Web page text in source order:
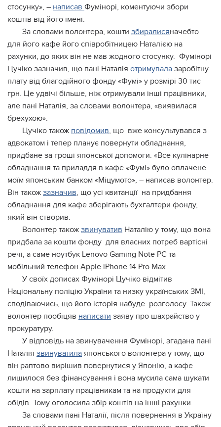
стосунку», – написав Фумінорі, коментуючи збори
коштів від його імені.
За словами волонтера, кошти збиралисяначебто
для його кафе його співробітницею Наталією на
рахунки, до яких він не мав жодного стосунку. Фумінорі
Цучіко зазначив, що пані Наталія отримувала заробітну
плату від благодійного фонду «Фумі» у розмірі 30 тис
грн. Це удвічі більше, ніж отримували інші працівники,
але пані Наталія, за словами волонтера, «виявилася
брехухою».
Цучіко також повідомив, що вже консультувався з
адвокатом і тепер планує повернути обладнання,
придбане за гроші японської допомоги. «Все кулінарне
обладнання та приладдя в кафе «Фумі» було оплачене
моїм японським банком «Міцумото», – написав волонтер.
Він також зазначив, що усі квитанції на придбання
обладнання для кафе зберігають бухгалтери фонду,
який він створив.
Волонтер також звинуватив Наталію у тому, що вона
придбала за кошти фонду для власних потреб вартісні
речі, а саме ноутбук Lenovo Gaming Note PC та
мобільний телефон Apple iPhone 14 Pro Max
У своїх дописах Фумінорі Цучіко відмітив
Національну поліцію України та низку українських ЗМІ,
сподіваючись, що його історія набуде розголосу. Також
волонтер пообіцяв написати заяву про шахрайство у
прокуратуру.
У відповідь на звинувачення Фумінорі, згадана пані
Наталія звинуватила японського волонтера у тому, що
він раптово вирішив повернутися у Японію, а кафе
лишилося без фінансування і вона мусила сама шукати
кошти на зарплату працівникам та на продукти для
обідів. Тому оголосила збір коштів на інші рахунки.
За словами пані Наталії, після повернення в Україну